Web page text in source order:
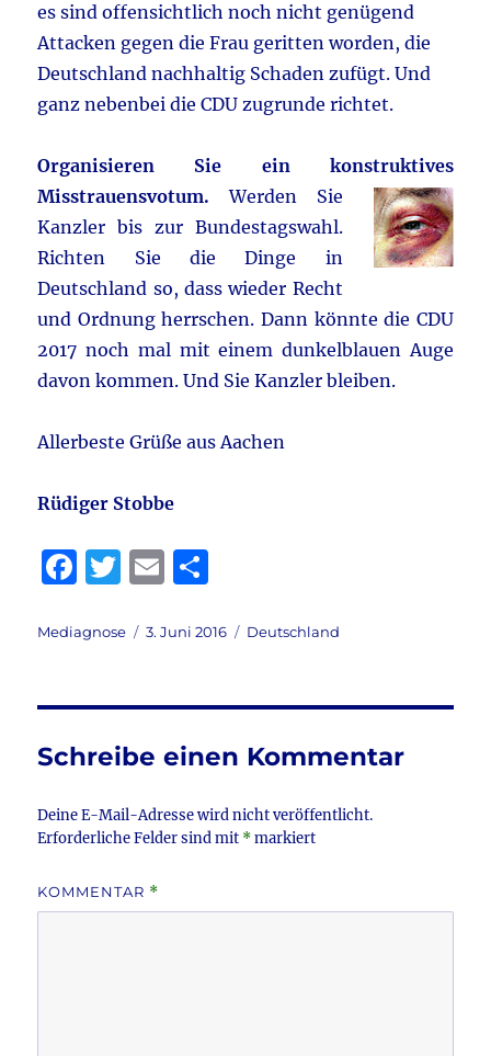
es sind offensichtlich noch nicht genügend
Attacken gegen die Frau geritten worden, die
Deutschland nachhaltig Schaden zufügt. Und
ganz nebenbei die CDU zugrunde richtet.
Organisieren Sie ein konstruktives
Misstrauensvotum. Werden Sie
Kanzler bis zur Bundestagswahl.
Richten Sie die Dinge in
Deutschland so, dass wieder Recht
und Ordnung herrschen. Dann könnte die CDU
2017 noch mal mit einem dunkelblauen Auge
davon kommen. Und Sie Kanzler bleiben.
Allerbeste Grüße aus Aachen
Rüdiger Stobbe
F
c
b
o
o
k
T
it
r
E
ai le
Autor
Mediagnose
Veröffentlicht
3. Juni 2016 Kategorien
Deutschland
Schreibe einen Kommentar
Deine E-Mail-Adresse wird nicht veröffentlicht.
Erforderliche Felder sind mit *markiert
KOMMENTAR *